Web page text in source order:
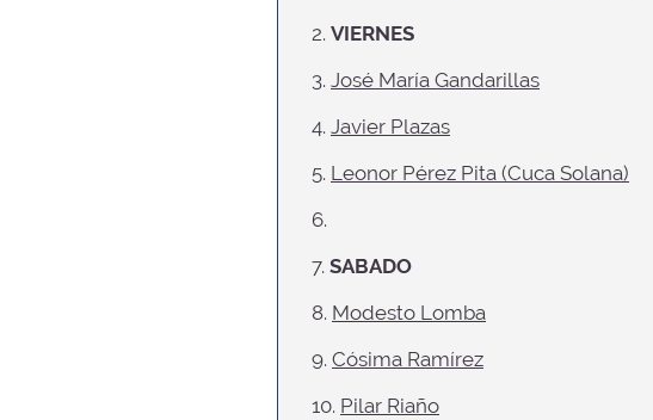
2. VIERNES
3. José María Gandarillas
4. Javier Plazas
5. Leonor Pérez Pita (Cuca Solana)
6.
7. SABADO
8. Modesto Lomba
9. Cósima Ramírez
10. Pilar Riaño